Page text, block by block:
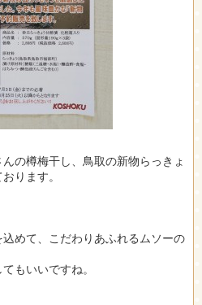
の樽梅干し、鳥取の新物らっきょ
ります。
めて、こだわりあふれるムソーの
もいいですね。